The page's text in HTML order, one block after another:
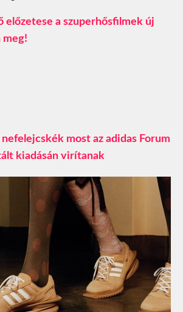
előzetese a szuperhősfilmek új
meg!
most az adidas Forum
kiadásán virítanak